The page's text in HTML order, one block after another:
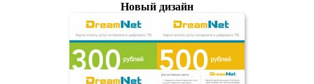
Новый дизайн